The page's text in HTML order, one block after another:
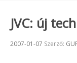
JVC: új
Beküldve:
2007-01-07 Szerző: